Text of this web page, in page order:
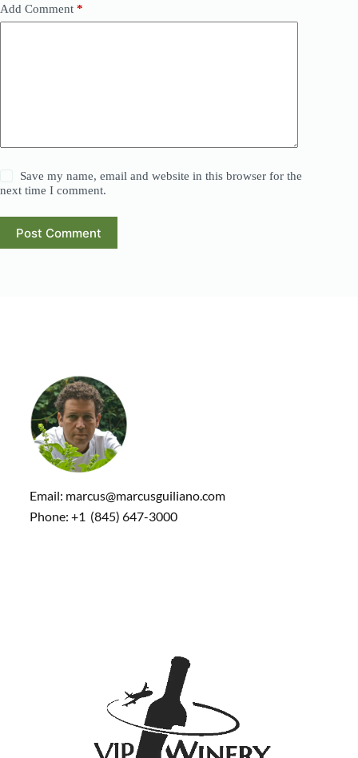
Add Comment *
Save my name, email and website in this browser for the
next time I comment.
Post Comment
Email: marcus@marcusguiliano.com
Phone: +1 (845) 647-3000